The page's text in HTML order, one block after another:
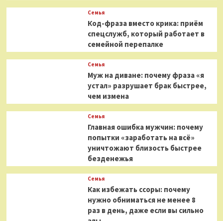
Семья
Код-фраза вместо крика: приём
спецслужб, который работает в
семейной перепалке
Семья
Муж на диване: почему фраза «я
устал» разрушает брак быстрее,
чем измена
Семья
Главная ошибка мужчин: почему
попытки «заработать на всё»
уничтожают близость быстрее
безденежья
Семья
Как избежать ссоры: почему
нужно обниматься не менее 8
раз в день, даже если вы сильно